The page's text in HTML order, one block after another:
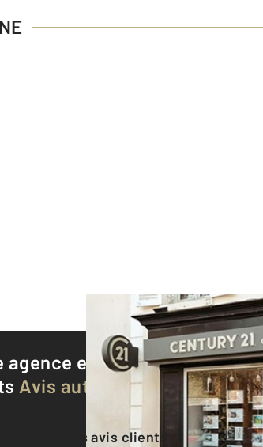
agence est notée9,3/10
Avis authentifiés par
Voir tous les avis clients